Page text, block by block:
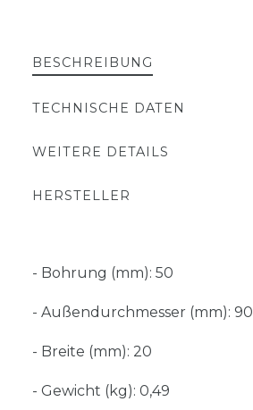
BESCHREIBUNG
TECHNISCHE DATEN
WEITERE DETAILS
HERSTELLER
- Bohrung (mm): 50
- Außendurchmesser (mm): 90
- Breite (mm): 20
- Gewicht (kg): 0,49